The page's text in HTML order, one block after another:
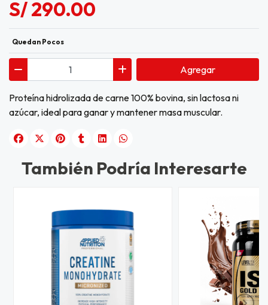
S/ 290.00
Quedan Pocos
Agregar
Proteína hidrolizada de carne 100% bovina, sin lactosa ni
azúcar, ideal para ganar y mantener masa muscular.
También Podría Interesarte